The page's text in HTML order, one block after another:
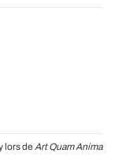
lors de Art Quam Anima